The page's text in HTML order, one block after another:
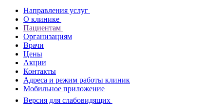
Направления услуг
О клинике
Пациентам
Организациям
Врачи
Цены
Акции
Контакты
Адреса и режим работы клиник
Мобильное приложение
Версия для слабовидящих